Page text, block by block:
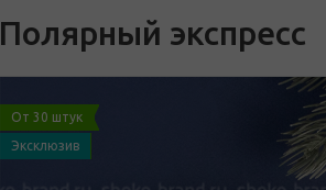
Полярный экспресс
От 30 штук
Эксклюзив